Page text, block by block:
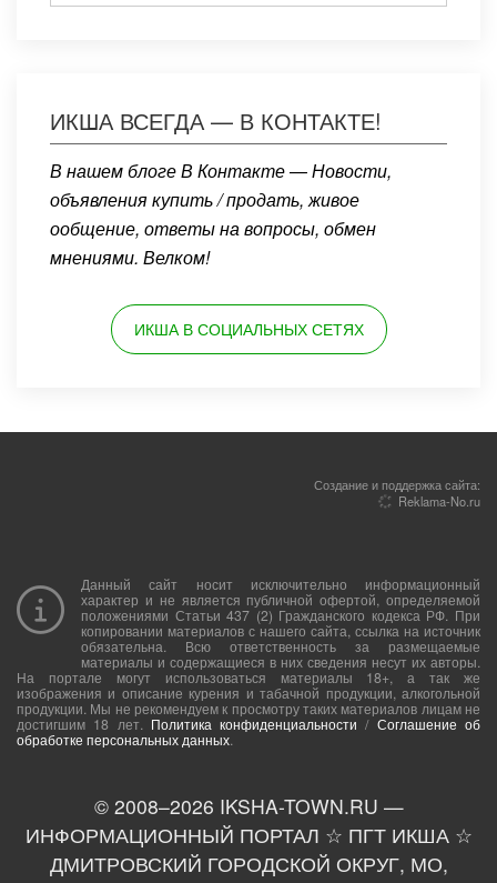
ИКША ВСЕГДА — В КОНТАКТЕ!
В нашем блоге В Контакте — Новости,
объявления купить / продать, живое
ообщение, ответы на вопросы, обмен
мнениями. Велком!
ИКША В СОЦИАЛЬНЫХ СЕТЯХ
Создание и поддержка сайта:
Reklama-No.ru
Данный сайт носит исключительно информационный
характер и не является публичной офертой, определяемой
положениями Статьи 437 (2) Гражданского кодекса РФ. При
копировании материалов с нашего сайта, ссылка на источник
обязательна. Всю ответственность за размещаемые
материалы и содержащиеся в них сведения несут их авторы.
На портале могут использоваться материалы 18+, а так же
изображения и описание курения и табачной продукции, алкогольной
продукции. Мы не рекомендуем к просмотру таких материалов лицам не
достигшим 18 лет. Политика конфиденциальности / Соглашение об
обработке персональных данных.
© 2008–2026 IKSHA-TOWN.RU —
ИНФОРМАЦИОННЫЙ ПОРТАЛ ☆ ПГТ ИКША ☆
ДМИТРОВСКИЙ ГОРОДСКОЙ ОКРУГ, МО,